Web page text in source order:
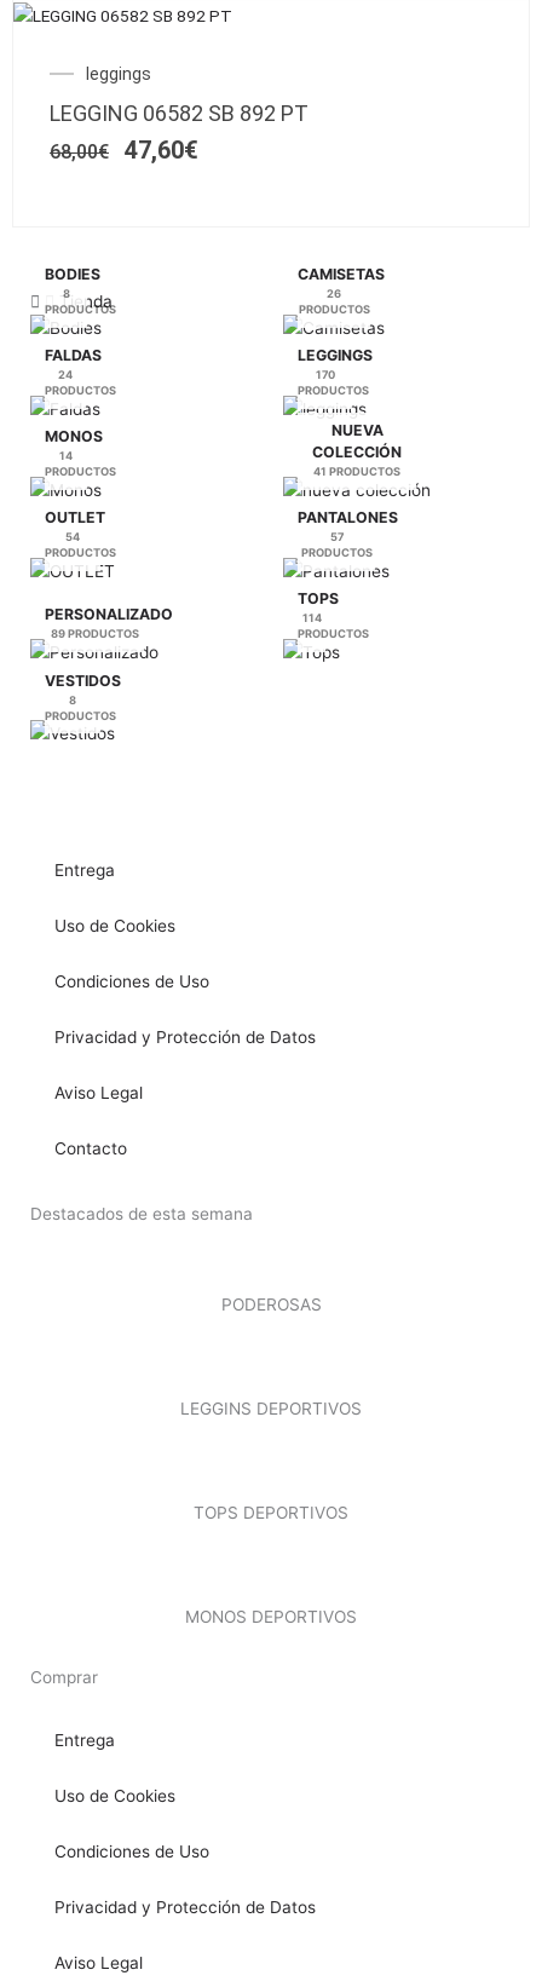
de
múltiples
la
producto
leggings
LEGGING 06582 SB 892 PT
68,00€
El
precio
original
era:
68,00€.
47,60€
precio
actual
Tienda
BODIES
8
PRODUCTOS
CAMISETAS
26
PRODUCTOS
FALDAS
24
PRODUCTOS
LEGGINGS
170
PRODUCTOS
MONOS
14
PRODUCTOS
NUEVA
COLECCIÓN
41 PRODUCTOS
OUTLET
54
PRODUCTOS
PANTALONES
57
PRODUCTOS
PERSONALIZADO
89 PRODUCTOS
TOPS
114
PRODUCTOS
VESTIDOS
8
PRODUCTOS
Entrega
Uso de Cookies
Condiciones de Uso
Privacidad y Protección de Datos
Aviso Legal
Contacto
Destacados de esta semana
PODEROSAS
LEGGINS DEPORTIVOS
TOPS DEPORTIVOS
MONOS DEPORTIVOS
Comprar
Entrega
Uso de Cookies
Condiciones de Uso
Privacidad y Protección de Datos
Aviso Legal